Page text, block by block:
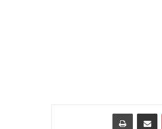
‫Pocket مشاركة عبر البريد طباعة